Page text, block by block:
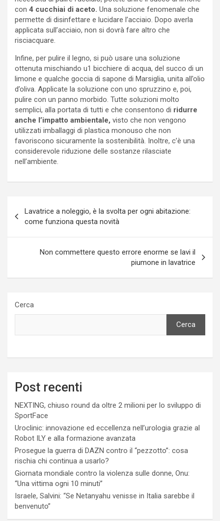
con 4 cucchiai di aceto. Una soluzione fenomenale che
permette di disinfettare e lucidare l’acciaio. Dopo averla
applicata sull’acciaio, non si dovrà fare altro che
risciacquare.
Infine, per pulire il legno, si può usare una soluzione
ottenuta mischiando u1 bicchiere di acqua, del succo di un
limone e qualche goccia di sapone di Marsiglia, unita all’olio
d’oliva. Applicate la soluzione con uno spruzzino e, poi,
pulire con un panno morbido. Tutte soluzioni molto
semplici, alla portata di tutti e che consentono di ridurre
anche l’impatto ambientale, visto che non vengono
utilizzati imballaggi di plastica monouso che non
favoriscono sicuramente la sostenibilità. Inoltre, c’è una
considerevole riduzione delle sostanze rilasciate
nell’ambiente.
articoli
Lavatrice a noleggio, è la svolta per ogni abitazione:
come funziona questa novità
Non commettere questo errore enorme se lavi il
piumone in lavatrice
Cerca
Cerca
Post recenti
NEXTING, chiuso round da oltre 2 milioni per lo sviluppo di
SportFace
Uroclinic: innovazione ed eccellenza nell’urologia grazie al
Robot ILY e alla formazione avanzata
Prosegue la guerra di DAZN contro il “pezzotto”: cosa
rischia chi continua a usarlo?
Giornata mondiale contro la violenza sulle donne, Onu:
“Una vittima ogni 10 minuti”
Israele, Salvini: “Se Netanyahu venisse in Italia sarebbe il
benvenuto”